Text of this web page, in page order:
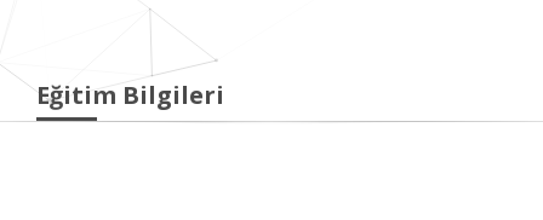
Eğitim Bilgileri